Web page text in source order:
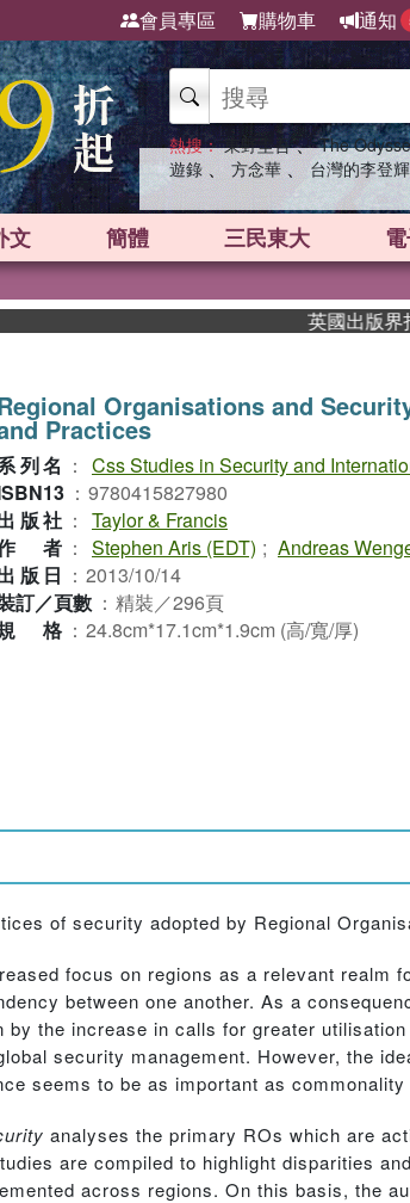
會員專區 購物車 通知
熱搜： 東野圭吾 、 The
遊錄 、 方念華 、 台灣的李登
文 簡體 三民東大
英國出版界指
Organisations and
Practices
列名 ： Css Studies in Security and
： 9780415827980
版社 ： Taylor & Francis
者 ： Stephen Aris (EDT) ; Andreas
版日 ： 2013/10/14
訂／頁數 ： 精裝／296頁
格 ： 24.8cm*17.1cm*1.9cm (高/寬/厚)
of security adopted by Regional
focus on regions as a relevant realm
between one another. As a
the increase in calls for greater utilisation
security management. However, the
seems to be as important as
analyses the primary ROs which are
are compiled to highlight disparities
across regions. On this basis, the